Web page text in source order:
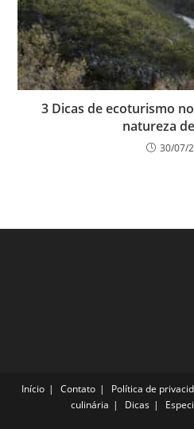
3 Dicas de ecoturismo
natureza
30/07/
Início Contato Política de
culinária
Dicas